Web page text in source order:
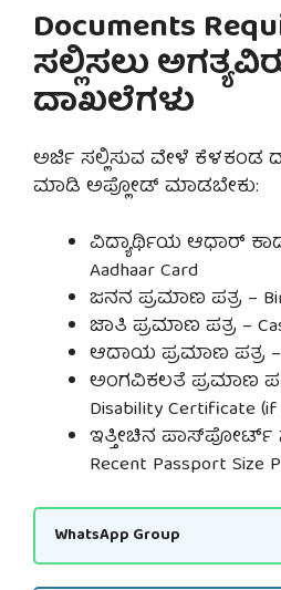
Documents
ಸಲ್ಲಿಸಲು
ದಾಖಲೆಗಳು
ಅರ್ಜಿ ಸಲ್ಲಿಸುವ ವೇಳೆ ಕೆಳಕಂಡ
ಮಾಡಿ ಅಪ್ಲೋಡ್ ಮಾಡಬೇಕು:
ವಿದ್ಯಾರ್ಥಿಯ ಆಧಾರ್
Aadhaar Card
ಜನನ ಪ್ರಮಾಣ ಪತ್ರ –
ಜಾತಿ ಪ್ರಮಾಣ ಪತ್ರ –
ಆದಾಯ ಪ್ರಮಾಣ ಪತ್ರ –
ಅಂಗವಿಕಲತೆ ಪ್ರಮಾಣ
Disability Certificate
ಇತ್ತೀಚಿನ
Recent Passport Size
WhatsApp Group